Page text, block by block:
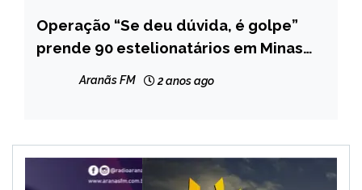
MINAS
GERAIS
NOTÍCIAS
Operação “Se deu dúvida, é golpe”
prende 90 estelionatários em Minas
Aranãs FM 2 anos ago